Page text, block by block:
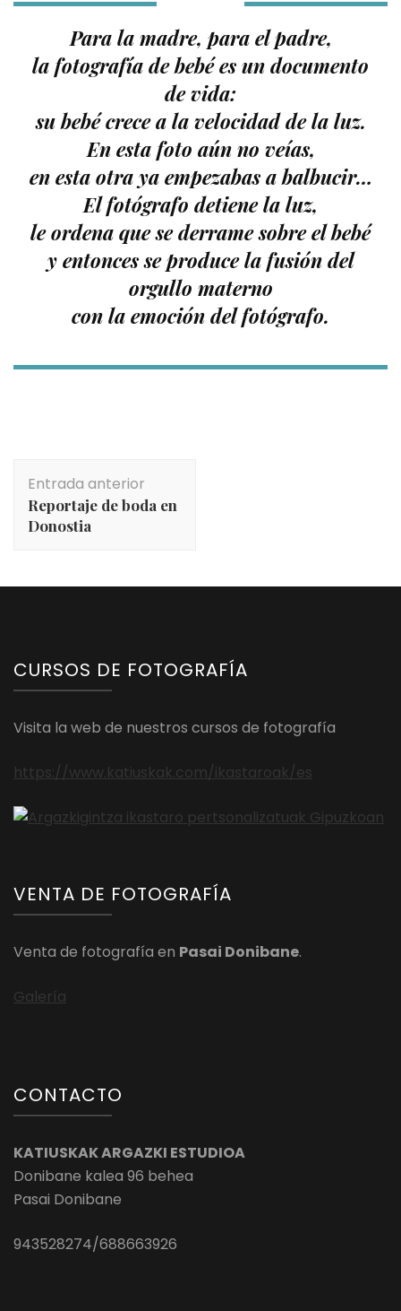
Para la madre, para el padre,
la fotografía de bebé es un documento
de vida:
su bebé crece a la velocidad de la luz.
En esta foto aún no veías,
en esta otra ya empezabas a balbucir…
El fotógrafo detiene la luz,
le ordena que se derrame sobre el bebé
y entonces se produce la fusión del
orgullo materno
con la emoción del fotógrafo.
de
entradas
Entrada anterior
Reportaje de boda en
Donostia
CURSOS DE FOTOGRAFÍA
Visita la web de nuestros cursos de fotografía
https://www.katiuskak.com/ikastaroak/es
VENTA DE FOTOGRAFÍA
Venta de fotografía en Pasai Donibane.
Galería
CONTACTO
KATIUSKAK ARGAZKI ESTUDIOA
Donibane kalea 96 behea
Pasai Donibane
943528274/688663926